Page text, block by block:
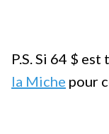
P.S. Si 64 $
la Miche pour